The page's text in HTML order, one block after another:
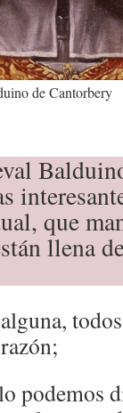
de Cantorbery
que
llena
podemos